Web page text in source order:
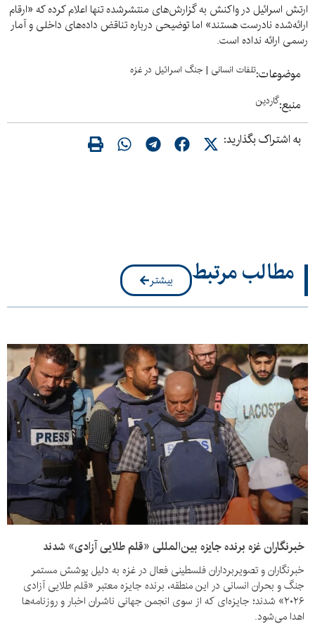
ارتش اسرائیل در واکنش به گزارش‌های منتشرشده تنها اعلام کرده که «ارقام
ارائه‌شده نادرست هستند» اما توضیحی درباره تناقض داده‌های داخلی و آمار
رسمی ارائه نداده است.
موضوعات:تلفات انسانی | جنگ اسرائیل در غزه
منبع:گاردین
به اشتراک بگذارید:
مطالب مرتبط بیشتر
خبرنگاران غزه برنده جایزه بین‌المللی «قلم طلایی آزادی» شدند
خبرنگاران و تصویربرداران فلسطینی فعال در غزه به دلیل پوشش مستمر
جنگ و بحران انسانی در این منطقه، برنده جایزه معتبر «قلم طلایی آزادی
۲۰۲۶» شدند؛ جایزه‌ای که از سوی انجمن جهانی ناشران اخبار و روزنامه‌ها
اهدا می‌شود.